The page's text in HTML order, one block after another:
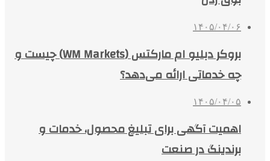
۱۴۰۵/۰۴/۰۶
بروکر دبلیو ام مارکتس (WM Markets) چیست و
چه خدماتی ارائه می‌دهد؟
۱۴۰۵/۰۴/۰۵
اهمیت آگهی برای تبلیغ محصول، خدمات و
برندینگ در صنعت